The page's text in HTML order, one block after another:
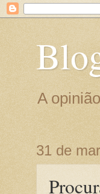
A
31 de